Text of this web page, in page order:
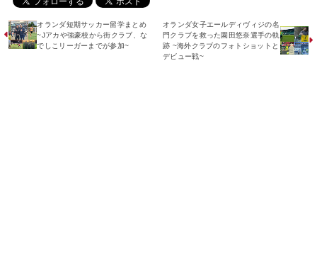
オランダ短期サッカー留学まとめ
~Jアカや強豪校から街クラブ、な
でしこリーガーまでが参加~
オランダ女子エールディヴィジの名
門クラブを救った園田悠奈選手の軌
跡 ~海外クラブのフォトショットと
デビュー戦~